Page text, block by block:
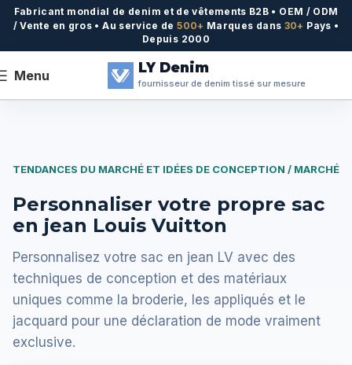
Fabricant mondial de denim et de vêtements B2B • OEM / ODM
/ Vente en gros • Au service de500+ Marques dans 30+ Pays •
Depuis 2000
Menu LY Denim
fournisseur de denim tissé sur mesure
TENDANCES DU MARCHÉ ET IDÉES DE CONCEPTION / MARCHÉ
Personnaliser votre propre sac
en jean Louis Vuitton
Personnalisez votre sac en jean LV avec des
techniques de conception et des matériaux
uniques comme la broderie, les appliqués et le
jacquard pour une déclaration de mode vraiment
exclusive.